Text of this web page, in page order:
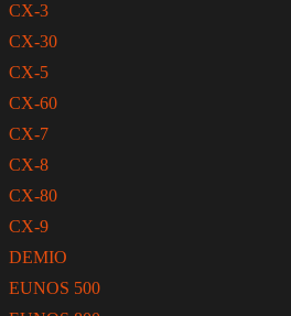
CX-3
CX-30
CX-5
CX-60
CX-7
CX-8
CX-80
CX-9
DEMIO
EUNOS 500